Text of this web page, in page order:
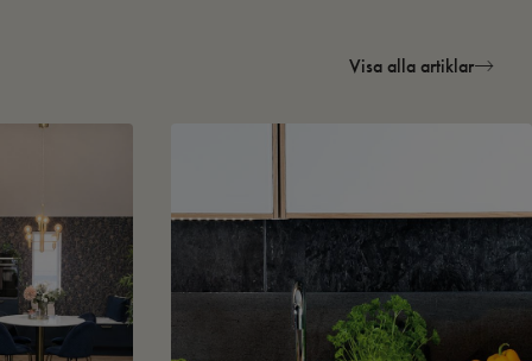
Visa alla artiklar